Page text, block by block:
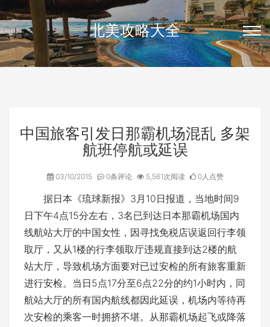
北美攻略大全
中国旅客引发日那霸机场混乱 多架
航班停航或延误
03/10/2015 0条评论 5,561次阅读 0人点赞
据日本《琉球新报》3月10日报道，当地时间9
日下午4点15分左右，3名已到达日本那霸机场国内
线航站大厅的中国女性，因寻找免税店误返回行李领
取厅，又从1楼的行李领取厅违规直接到达2楼的航
站大厅，导致机场方面要对已过安检的所有旅客重新
进行安检。当日5点17分至6点22分的约1小时内，同
航站大厅的所有国内航线都因此延误，机场内等待再
次安检的乘客一时拥挤不堪。从那霸机场起飞或降落